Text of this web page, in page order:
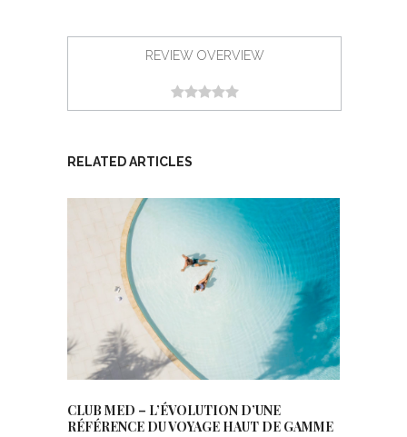
REVIEW OVERVIEW
RELATED ARTICLES
CLUB MED – L’ÉVOLUTION D’UNE
RÉFÉRENCE DU VOYAGE HAUT DE GAMME